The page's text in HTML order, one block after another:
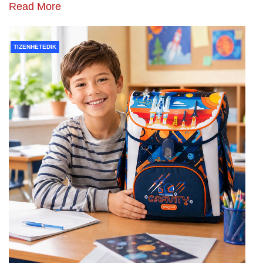
Read More
TIZENHETEDIK